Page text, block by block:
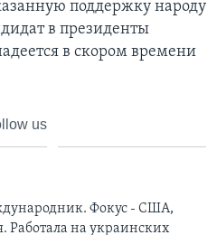
поддержку народу
в президенты
в скором времени
us
Фокус - США,
Работала на украинских